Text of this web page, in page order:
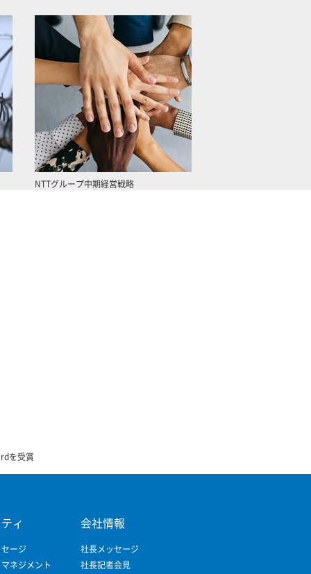
NTTグループ中期経営戦略
を受賞
ィ
ージ
ネジメント
会社情報
社長メッセージ
社長記者会見